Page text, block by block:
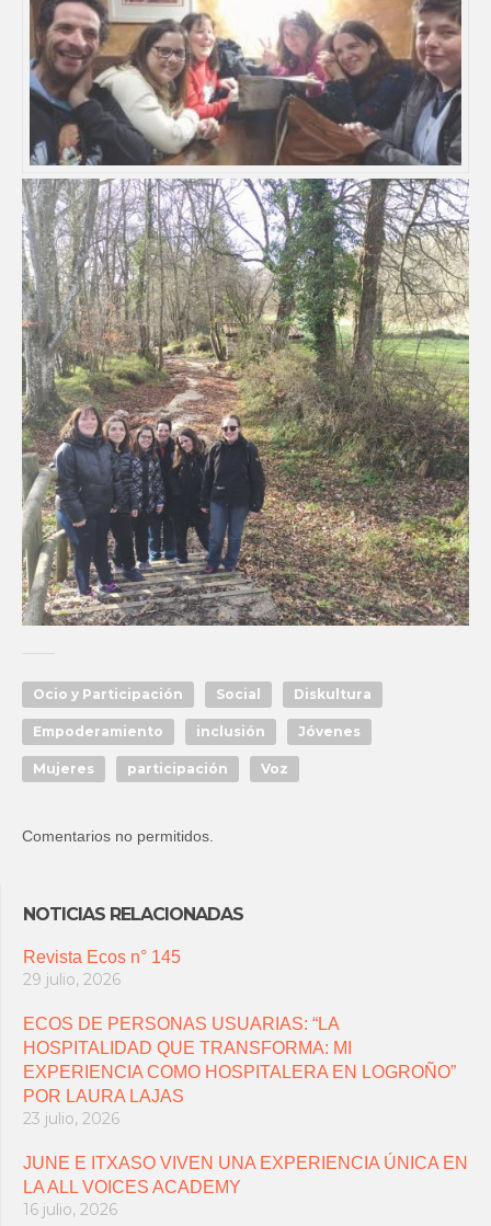
Ocio y Participación Social Diskultura
Empoderamiento inclusión Jóvenes
Mujeres participación Voz
Comentarios no permitidos.
NOTICIAS RELACIONADAS
Revista Ecos n° 145
29 julio, 2026
ECOS DE PERSONAS USUARIAS: “LA
HOSPITALIDAD QUE TRANSFORMA: MI
EXPERIENCIA COMO HOSPITALERA EN LOGROÑO”
POR LAURA LAJAS
23 julio, 2026
JUNE E ITXASO VIVEN UNA EXPERIENCIA ÚNICA EN
LA ALL VOICES ACADEMY
16 julio, 2026